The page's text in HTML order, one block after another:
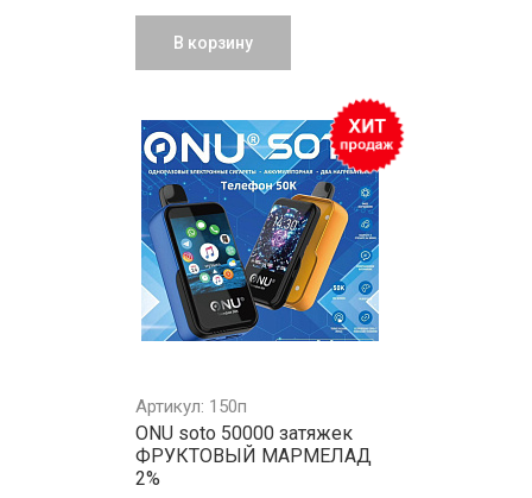
В корзину
Артикул: 150п
ONU soto 50000 затяжек
ФРУКТОВЫЙ МАРМЕЛАД
2%